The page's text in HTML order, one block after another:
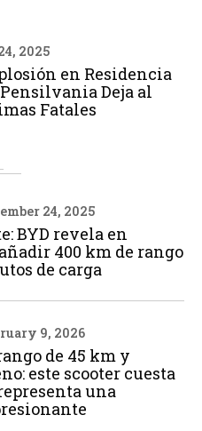
2025
en Residencia
Deja al
Fatales
24, 2025
BYD revela en
400 km de rango
de carga
9, 2026
de 45 km y
este scooter cuesta
una